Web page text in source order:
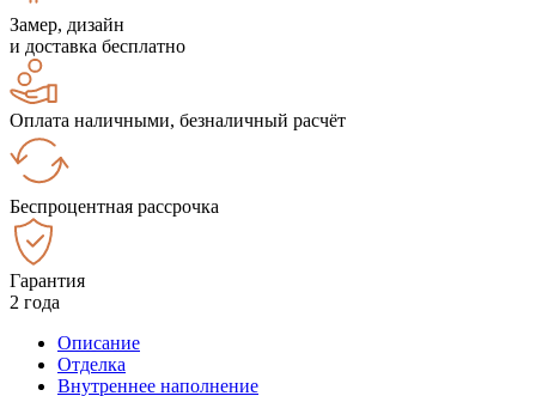
Замер, дизайн
и доставка бесплатно
Оплата наличными, безналичный расчёт
Беспроцентная рассрочка
Гарантия
2 года
Описание
Отделка
Внутреннее наполнение